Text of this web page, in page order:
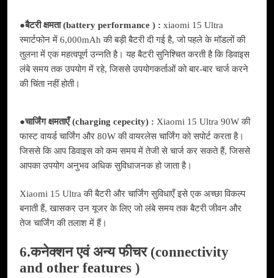
●बैटरी क्षमता (battery performance ) : xiaomi 15 Ultra
स्मार्टफोन में 6,000mAh की बड़ी बैटरी दी गई है, जो पहले के मॉडलों की
तुलना में एक महत्वपूर्ण उन्नति है। यह बैटरी सुनिश्चित करती है कि डिवाइस
लंबे समय तक उपयोग में रहे, जिससे उपयोगकर्ताओं को बार-बार चार्ज करने
की चिंता नहीं होती।
●चार्जिंग क्षमताएँ (charging cepecity) : Xiaomi 15 Ultra 90W की
फास्ट वायर्ड चार्जिंग और 80W की वायरलेस चार्जिंग को सपोर्ट करता है।
जिससे कि आप डिवाइस को कम समय में तेजी से चार्ज कर सकते हैं, जिससे
आपका उपयोग अनुभव अधिक सुविधाजनक हो जाता है।
Xiaomi 15 Ultra की बैटरी और चार्जिंग सुविधाएँ इसे एक अच्छा विकल्प
बनाती हैं, खासकर उन यूजर के लिए जो लंबे समय तक बैटरी जीवन और
तेज चार्जिंग की तलाश में हैं।
6.कनेक्शन एवं अन्य फीचर (connectivity
and other features )